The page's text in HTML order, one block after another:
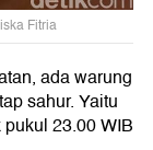
Fitria
ada warung
sahur. Yaitu
23.00 WIB